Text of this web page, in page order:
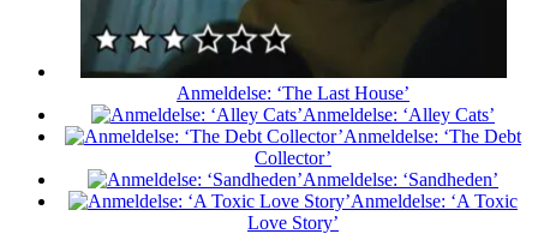
Anmeldelse: ‘The Last House’
Anmeldelse: ‘Alley Cats’
Anmeldelse: ‘The Debt
Collector’
Anmeldelse: ‘Sandheden’
Anmeldelse: ‘A Toxic
Love Story’